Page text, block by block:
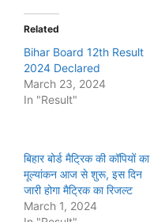
Related
Bihar Board 12th Result
2024 Declared
March 23, 2024
In "Result"
बिहार बोर्ड मैट्रिक की कॉपियों का
मूल्यांकन आज से शुरू, इस दिन
जारी होगा मैट्रिक का रिजल्ट
March 1, 2024